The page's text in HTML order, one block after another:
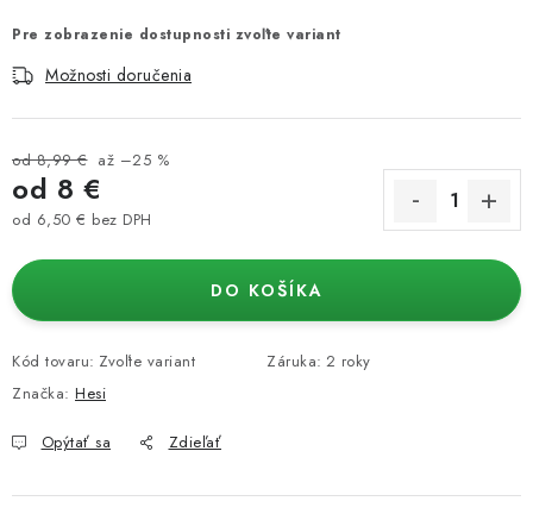
Pre zobrazenie dostupnosti zvoľte variant
Možnosti doručenia
od 8,99 € až –25 %
od 8 €
od 6,50 € bez DPH
DO KOŠÍKA
Kód tovaru: Zvoľte variant Záruka: 2 roky
Značka: Hesi
Opýtať sa Zdieľať